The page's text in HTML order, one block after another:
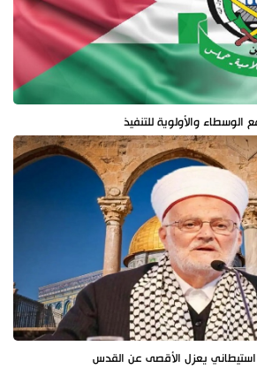
والأولوية للتنفيذ
يعزل الأقصى عن القدس